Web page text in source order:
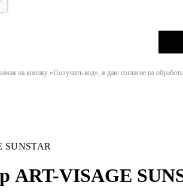
на кнопку «Получить код», я даю согласие на
SUNSTAR
ART-VISAGE